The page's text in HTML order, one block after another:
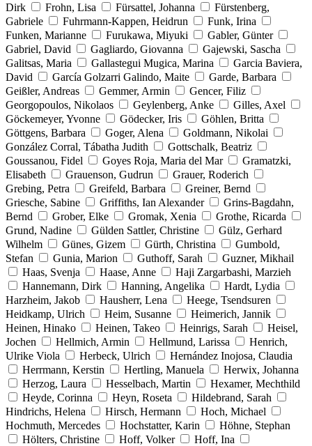
Dirk
Frohn, Lisa Fürsattel, Johanna
Fürstenberg,
Gabriele
Fuhrmann-Kappen, Heidrun
Funk, Irina
Funken, Marianne
Furukawa, Miyuki
Gabler, Günter
Gabriel, David
Gagliardo, Giovanna
Gajewski, Sascha
Galitsas, Maria
Gallastegui Mugica, Marina
Garcia Baviera,
David
García Golzarri Galindo, Maite
Garde, Barbara
Geißler, Andreas
Gemmer, Armin
Gencer, Filiz
Georgopoulos, Nikolaos
Geylenberg, Anke
Gilles, Axel
Göckemeyer, Yvonne
Gödecker, Iris
Göhlen, Britta
Göttgens, Barbara
Goger, Alena
Goldmann, Nikolai
González Corral, Tábatha Judith
Gottschalk, Beatriz
Goussanou, Fidel
Goyes Roja, Maria del Mar
Gramatzki,
Elisabeth
Grauenson, Gudrun
Grauer, Roderich
Grebing, Petra
Greifeld, Barbara
Greiner, Bernd
Griesche, Sabine
Griffiths, Ian Alexander
Grins-Bagdahn,
Bernd
Grober, Elke Gromak, Xenia
Grothe, Ricarda
Grund, Nadine
Gülden Sattler, Christine
Gülz, Gerhard
Wilhelm
Günes, Gizem Gürth, Christina
Gumbold,
Stefan
Gunia, Marion Guthoff, Sarah
Guzner, Mikhail
Haas, Svenja
Haase, Anne
Haji Zargarbashi, Marzieh
Hannemann, Dirk
Hanning, Angelika
Hardt, Lydia
Harzheim, Jakob
Hausherr, Lena
Heege, Tsendsuren
Heidkamp, Ulrich
Heim, Susanne
Heimerich, Jannik
Heinen, Hinako
Heinen, Takeo Heinrigs, Sarah
Heisel,
Jochen
Hellmich, Armin Hellmund, Larissa
Henrich,
Ulrike Viola
Herbeck, Ulrich
Hernández Inojosa, Claudia
Herrmann, Kerstin
Hertling, Manuela
Herwix, Johanna
Herzog, Laura
Hesselbach, Martin
Hexamer, Mechthild
Heyde, Corinna
Heyn, Roseta
Hildebrand, Sarah
Hindrichs, Helena
Hirsch, Hermann
Hoch, Michael
Hochmuth, Mercedes
Hochstatter, Karin
Höhne, Stephan
Hölters, Christine
Hoff, Volker
Hoff, Ina